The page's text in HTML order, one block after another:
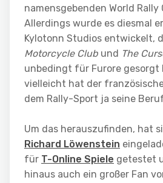
namensgebenden World Rally
Allerdings wurde es diesmal
Kylotonn Studios entwickelt,
Motorcycle Club und The
unbedingt für Furore gesorgt
vielleicht hat der
dem Rally-Sport ja seine
Um das herauszufinden, hat
Richard Löwenstein
für T-Online Spiele getestet
hinaus auch ein großer Fan